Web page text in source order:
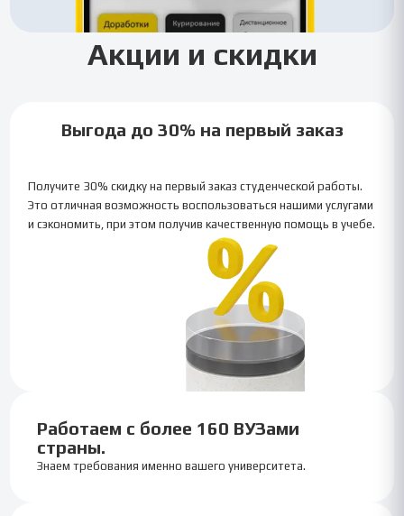
Акции и скидки
Выгода до 30% на первый заказ
Получите 30% скидку на первый заказ студенческой работы.
Это отличная возможность воспользоваться нашими услугами
и сэкономить, при этом получив качественную помощь в учебе.
Работаем с более 160 ВУЗами
страны.
Знаем требования именно вашего университета.